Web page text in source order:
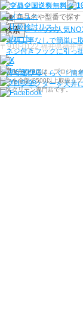
検索
機種から選ぶ
シアターハウス人気
電源工事なしで簡単に
ネジ付きフックに引っ
プ
持ち運びらくらく！簡
プロジェクターを天井
〒910-0122 福井県福井
シアターハウスは、プロジェ
ーンを全部で500以上取扱う
ースクリーン専門店です。